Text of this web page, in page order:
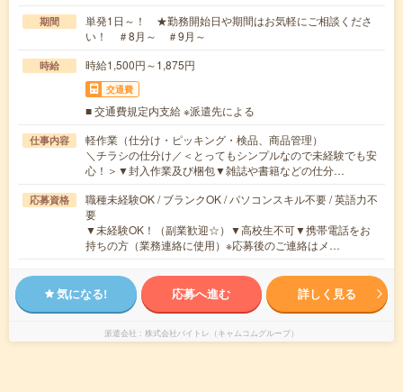
期間
単発1日～！ ★勤務開始日や期間はお気軽にご相談くださ
い！ ＃8月～ ＃9月～
時給 時給1,500円～1,875円
交通費
■ 交通費規定内支給 ※派遣先による
仕事内容
軽作業（仕分け・ピッキング・検品、商品管理）
＼チラシの仕分け／＜とってもシンプルなので未経験でも安
心！＞▼封入作業及び梱包▼雑誌や書籍などの仕分…
応募資格
職種未経験OK / ブランクOK / パソコンスキル不要 / 英語力不
要
▼未経験OK！（副業歓迎☆）▼高校生不可▼携帯電話をお
持ちの方（業務連絡に使用）※応募後のご連絡はメ…
気になる! 応募へ進む 詳しく見る
派遣会社 株式会社バイトレ（キャムコムグループ）